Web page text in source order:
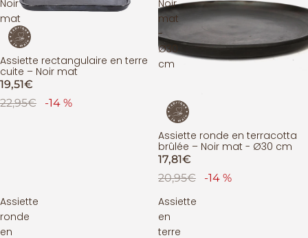
Noir
mat
PROMOTION
Assiette rectangulaire en terre
cuite – Noir mat
19,51€
22,95€
-14 %
Noir
mat
-
Ø30
cm
ÉPUISÉ
Assiette ronde en terracotta
brûlée – Noir mat - Ø30 cm
17,81€
20,95€
-14 %
Assiette
ronde
en
Assiette
en
terre